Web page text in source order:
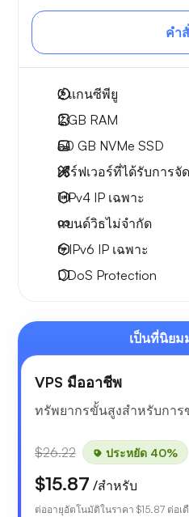
คำ
2แกนซีพียู
2 GB RAM
50 GB NVMe SSD
เซิร์ฟเวอร์ที่ได้รับการจั
1 IPv4 IP เฉพาะ
แบนด์วิธไม่จำกัด
6 IPv6 IP เฉพาะ
DDoS Protection
เป็นที่นิย
VPS มืออาชีพ
ทรัพยากรขั้นสูงสำหรับการ
$26.22 ประหยัด 40%
$15.87 /สำหรับ
ต่ออายุอัตโนมัติในราคา $15.87 ต่อเ